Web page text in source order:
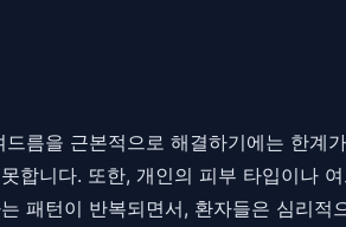
름을 근본적으로 해결하기에는 한계
합니다. 또한, 개인의 피부 타입이나
패턴이 반복되면서, 환자들은 심리적